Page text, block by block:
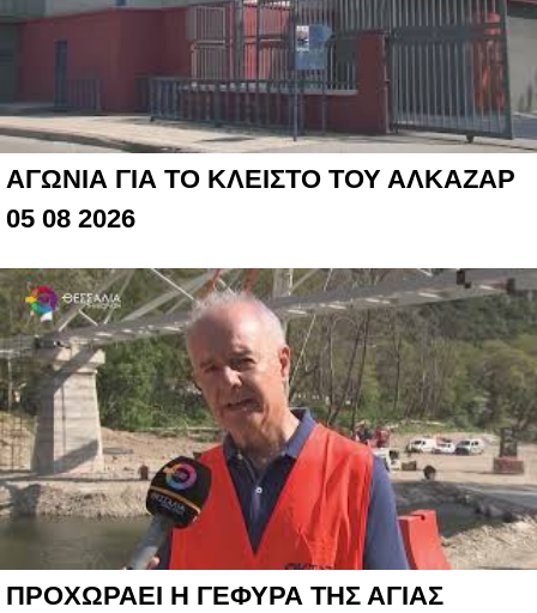
ΑΓΩΝΙΑ ΓΙΑ ΤΟ ΚΛΕΙΣΤΟ ΤΟΥ ΑΛΚΑΖΑΡ
05 08 2026
ΠΡΟΧΩΡΑΕΙ Η ΓΕΦΥΡΑ ΤΗΣ ΑΓΙΑΣ